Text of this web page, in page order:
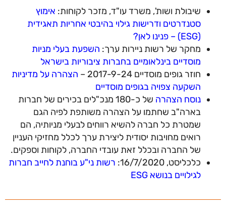
שיבולת ושות', משרד עו"ד, מזכר לקוחות: אימוץ
סטנדרטים ודרישות גילוי בהיבטי אחריות תאגידית
(ESG) – פנינו לאן?
מחקר של רשות ניירות ערך: השפעת בעלי מניות
מוסדיים בינלאומיים בחברות ציבוריות בישראל
חוזר גופים מוסדיים 2017-9-24 –
הצהרה על מדיניות
השקעה צפויה בגופים מוסדיים
נוסח הצהרה
של כ-180 מנכ"לים בכירים של חברות
בארה"ב שחתמו על הצהרה משותפת לפיה הגם
שמטרת כל חברה להשיא רווחים לבעלי מניותיה, הם
רואים מחויבות יסודית ליצירת ערך לכלל מחזיקי העניין
של החברה ובכלל זאת עובדי החברה, לקוחות וספקים.
כלכליסט, 16/7/2020:
רשות ני"ע בוחנת לחייב חברות
לגילויים בנושא ESG